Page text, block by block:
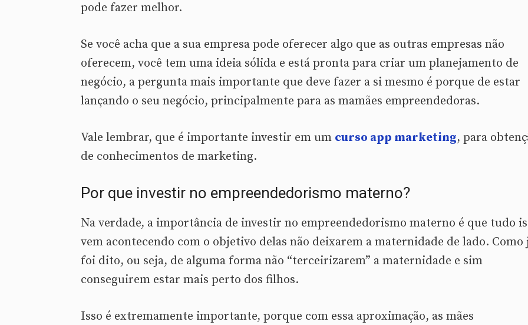
pode fazer melhor.
Se você acha que a sua empresa pode oferecer algo que as outras empresas não
oferecem, você tem uma ideia sólida e está pronta para criar um planejamento de
negócio, a pergunta mais importante que deve fazer a si mesmo é porque de estar
lançando o seu negócio, principalmente para as mamães empreendedoras.
Vale lembrar, que é importante investir em um curso app marketing, para
de conhecimentos de marketing.
Por que investir no empreendedorismo materno?
Na verdade, a importância de investir no empreendedorismo materno é que tudo
vem acontecendo com o objetivo delas não deixarem a maternidade de lado. Como
foi dito, ou seja, de alguma forma não “terceirizarem” a maternidade e sim
conseguirem estar mais perto dos filhos.
Isso é extremamente importante, porque com essa aproximação, as mães